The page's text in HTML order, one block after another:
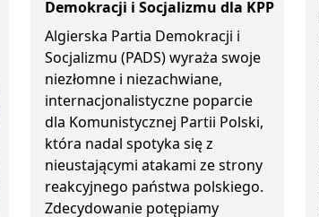
Demokracji i Socjalizmu dla KPP
Algierska Partia Demokracji i
Socjalizmu (PADS) wyraża swoje
niezłomne i niezachwiane,
internacjonalistyczne poparcie
dla Komunistycznej Partii Polski,
która nadal spotyka się z
nieustającymi atakami ze strony
reakcyjnego państwa polskiego.
Zdecydowanie potępiamy